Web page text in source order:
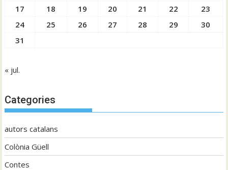
17
18 19 20 21 22
23
24
25 26 27 28 29
30
31
« jul.
Categories
autors catalans
Colònia Güell
Contes